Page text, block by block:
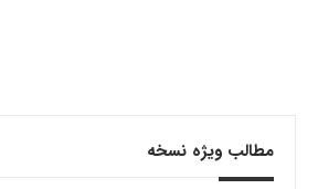
مطالب ویژه نسخه